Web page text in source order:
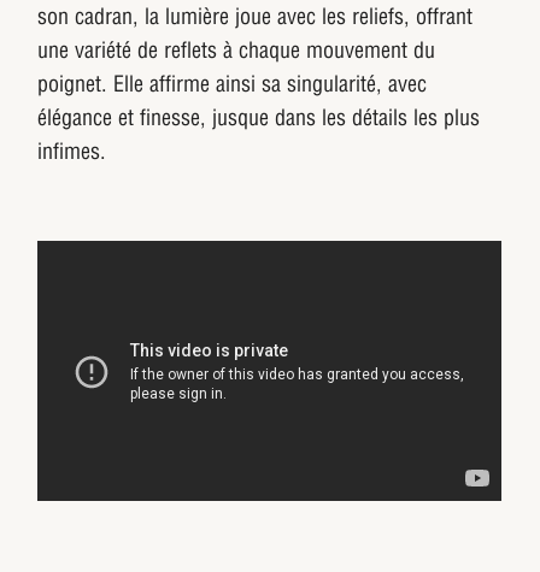
son cadran, la lumière joue avec les reliefs, offrant
une variété de reflets à chaque mouvement du
poignet. Elle affirme ainsi sa singularité, avec
élégance et finesse, jusque dans les détails les plus
infimes.